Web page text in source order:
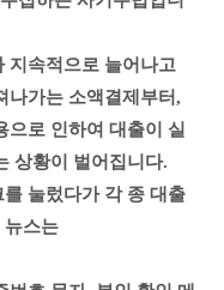
지속적으로 늘어나고
나가는 소액결제부터,
으로 인하여 대출이 실
상황이 벌어집니다.
를 눌렀다가 각 종 대출
뉴스는